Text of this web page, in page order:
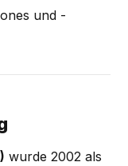
und -
wurde 2002 als